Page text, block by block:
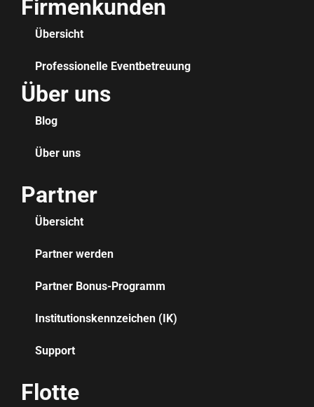
Firmenkunden
Übersicht
Professionelle Eventbetreuung
Über uns
Blog
Über uns
Partner
Übersicht
Partner werden
Partner Bonus-Programm
Institutionskennzeichen (IK)
Support
Flotte